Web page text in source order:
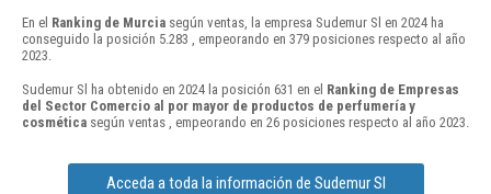
En el Ranking de Murcia según ventas, la empresa Sudemur Sl en 2024 ha
conseguido la posición 5.283 , empeorando en 379 posiciones respecto al año
2023.
Sudemur Sl ha obtenido en 2024 la posición 631 en el Ranking de Empresas
del Sector Comercio al por mayor de productos de perfumería y
cosmética según ventas , empeorando en 26 posiciones respecto al año 2023.
Acceda a toda la información de Sudemur Sl